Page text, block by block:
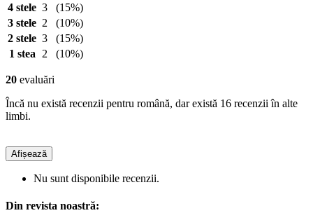
4 stele 3
(15%)
3 stele 2
(10%)
2 stele 3
(15%)
1 stea
2 (10%)
20 evaluări
Încă nu există recenzii pentru română, dar există 16 recenzii în alte
limbi.
Afișează
Nu sunt disponibile recenzii.
Din revista noastră: